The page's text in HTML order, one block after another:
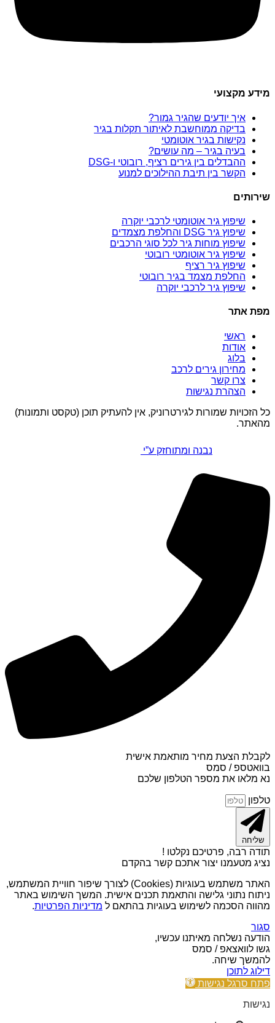
מידע מקצועי
איך יודעים שהגיר גמור?
בדיקה ממוחשבת לאיתור תקלות בגיר
נקישות בגיר אוטומטי
בעיה בגיר – מה עושים?
ההבדלים בין גירים רציף, רובוטי ו-DSG
הקשר בין תיבת ההילוכים למנוע
שירותים
שיפוץ גיר אוטומטי לרכבי יוקרה
שיפוץ גיר DSG והחלפת מצמדים
שיפוץ מוחות גיר לכל סוגי הרכבים
שיפוץ גיר אוטומטי רובוטי
שיפוץ גיר רציף
החלפת מצמד בגיר רובוטי
שיפוץ גיר לרכבי יוקרה
מפת אתר
ראשי
אודות
בלוג
מחירון גירים לרכב
צרו קשר
הצהרת נגישות
כל הזכויות שמורות לגירטרוניק, אין להעתיק תוכן (טקסט ותמונות)
מהאתר.
נבנה ומתוחזק ע”י
לקבלת הצעת מחיר מותאמת אישית
בוואטספ / סמס
נא מלאו את מספר הטלפון שלכם
טלפון
שליחה
תודה רבה, פרטיכם נקלטו !
נציג מטעמנו יצור אתכם קשר בהקדם
האתר משתמש בעוגיות (Cookies) לצורך שיפור חוויית המשתמש,
ניתוח נתוני גלישה והתאמת תכנים אישית. המשך השימוש באתר
מהווה הסכמה לשימוש בעוגיות בהתאם ל מדיניות הפרטיות.
סגור
הודעה נשלחה מאיתנו עכשיו,
גשו לוואצאפ / סמס
להמשך שיחה.
דילוג לתוכן
פתח סרגל נגישות
נגישות